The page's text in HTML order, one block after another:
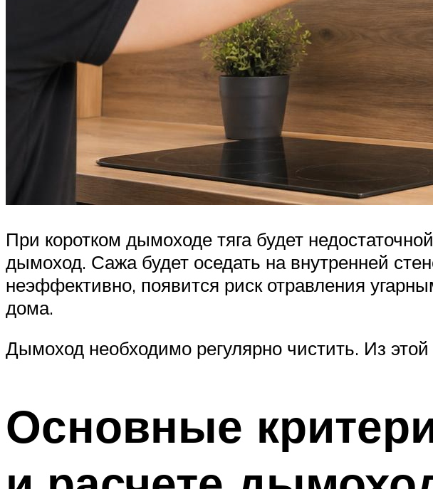
При коротком дымоходе тяга будет
дымоход. Сажа будет оседать на внутренней
неэффективно, появится риск отравления
дома.
Дымоход необходимо регулярно чистить. Из этой
Основные